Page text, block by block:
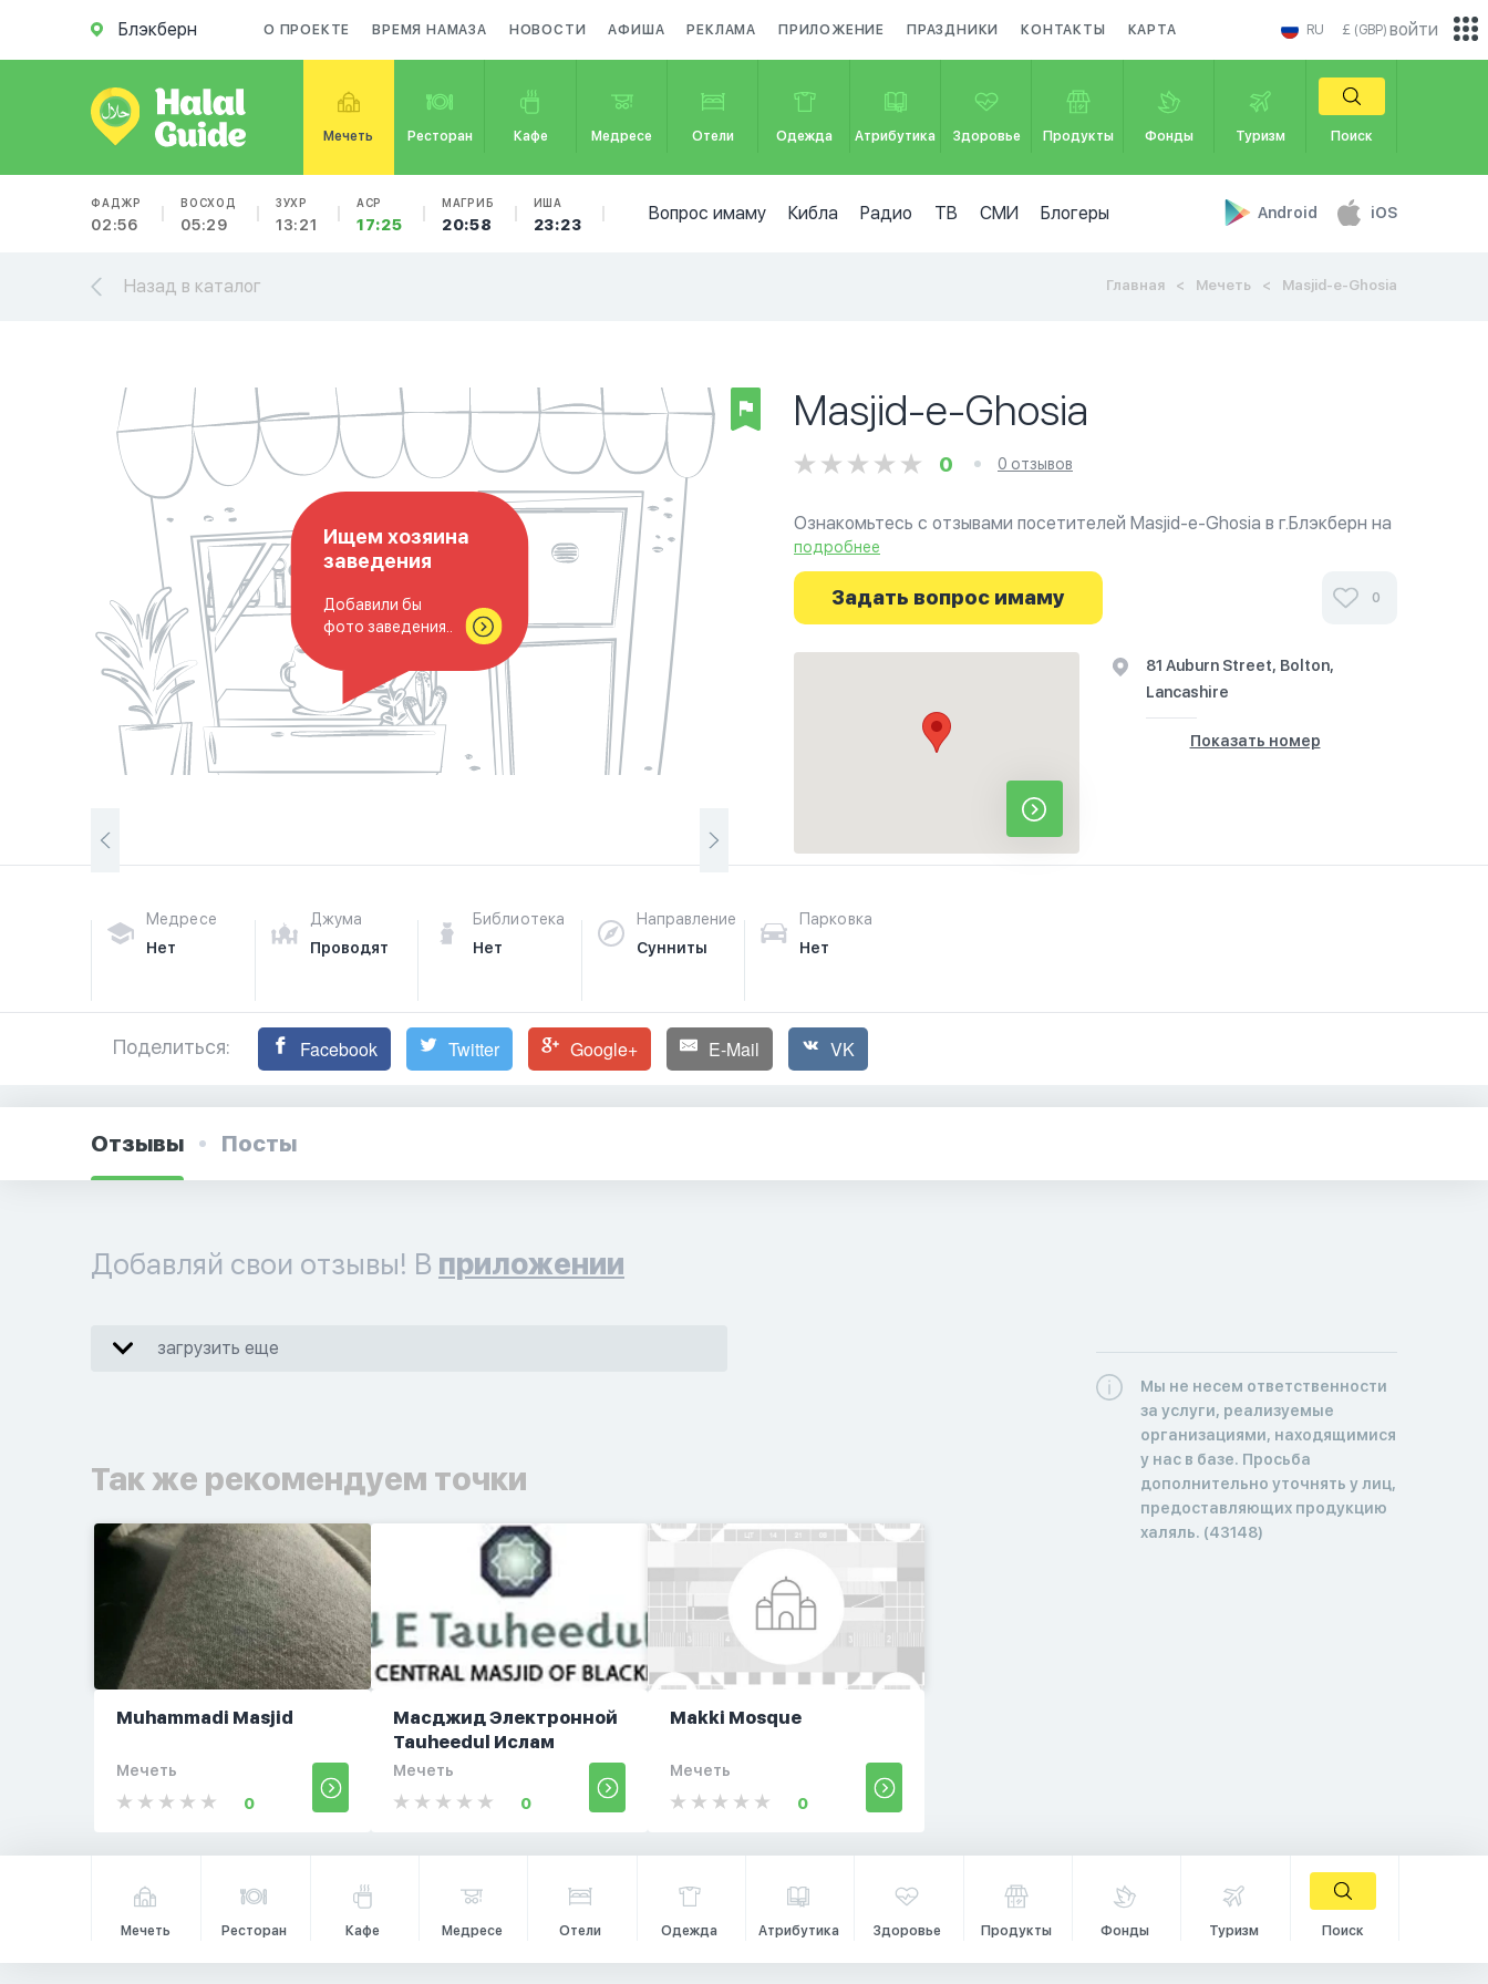
Блэкберн О ПРОЕКТЕ ВРЕМЯ НАМАЗА НОВОСТИ АФИША РЕКЛАМА ПРИЛОЖЕНИЕ ПРАЗДНИКИ КОНТАКТЫ КАРТА RU £ (GBP)
Мечеть Ресторан Кафе Медресе Отели Одежда Атрибутика Здоровье Продукты Фонды Туризм Поиск
ФАДЖР
02:56
ВОСХОД
05:29
ЗУХР
13:21
АСР
17:25
МАГРИБ
20:58
ИША
23:23
Вопрос имаму Кибла Радио ТВ СМИ Блогеры Android iOS
войти
Назад в каталог Главная Мечеть Masjid-e-Ghosia
Ищем хозяина
заведения
Добавили бы
фото заведения..
Masjid-e-Ghosia
0 0 отзывов
Ознакомьтесь с отзывами посетителей Masjid-e-Ghosia в г.Блэкберн на
фотографиях и узнайте о часах работы. Ваше духовное путешествие
начинается здесь.
подробнее
Задать вопрос имаму 0
81 Auburn Street, Bolton,
Lancashire
Показать номер
Медресе
Нет
Джума
Проводят
Библиотека
Нет
Направление
Сунниты
Парковка
Нет
Поделиться: Facebook Twitter Google+ E-Mail VK
Отзывы Посты
Добавляй свои отзывы! В приложении
загрузить еще
Так же рекомендуем точки
Muhammadi Masjid
Мечеть
0
Масджид Электронной
Tauheedul Ислам
Мечеть
0
Makki Mosque
Мечеть
0
Мы не несем ответственности
за услуги, реализуемые
организациями, находящимися
у нас в базе. Просьба
дополнительно уточнять у лиц,
предоставляющих продукцию
халяль. (43148)
Мечеть Ресторан Кафе Медресе Отели Одежда Атрибутика Здоровье Продукты Фонды Туризм Поиск